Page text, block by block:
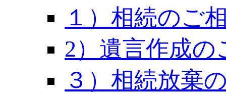
１）相続のご
2）遺言作成の
３）相続放棄